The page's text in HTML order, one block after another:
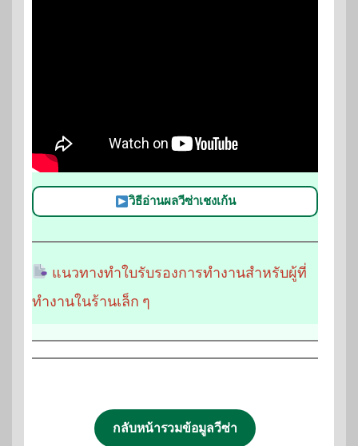
วิธีอ่านผลวีซ่าเชงเก้น
แนวทางทำใบรับรองการทำงานสำหรับผู้ที่
ทำงานในร้านเล็ก ๆ
กลับหน้ารวมข้อมูลวีซ่า